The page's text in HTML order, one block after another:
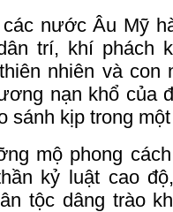
nước Âu Mỹ
trí, khí phách
nhiên và con
nạn khổ của
sánh kịp trong
mộ phong
kỷ luật cao
tộc dâng trào